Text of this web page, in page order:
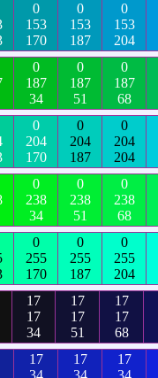
0
153
170
0
153
187
0
153
204
0
187
34
0
187
51
0
187
68
0
204
170
0
204
187
0
204
204
0
238
34
0
238
51
0
238
68
0
255
170
0
255
187
0
255
204
17
17
34
17
17
51
17
17
68
17
34
17
34
17
34